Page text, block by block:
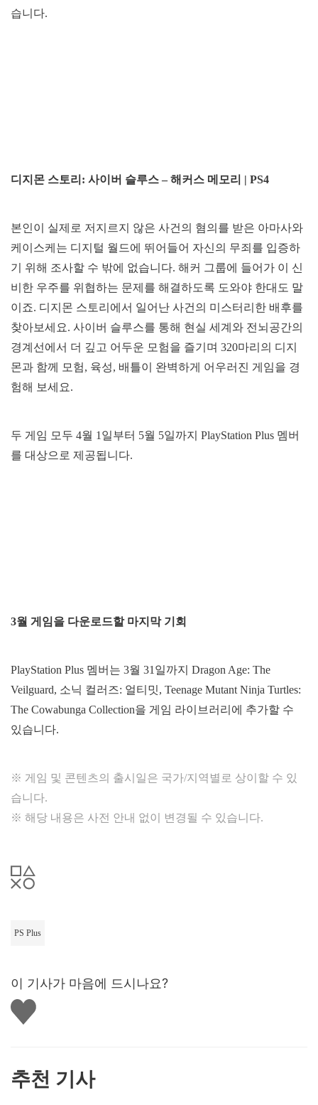
습니다.
디지몬 스토리: 사이버 슬루스 – 해커스 메모리 | PS4
본인이 실제로 저지르지 않은 사건의 혐의를 받은 아마사와
케이스케는 디지털 월드에 뛰어들어 자신의 무죄를 입증하
기 위해 조사할 수 밖에 없습니다. 해커 그룹에 들어가 이 신
비한 우주를 위협하는 문제를 해결하도록 도와야 한대도 말
이죠. 디지몬 스토리에서 일어난 사건의 미스터리한 배후를
찾아보세요. 사이버 슬루스를 통해 현실 세계와 전뇌공간의
경계선에서 더 깊고 어두운 모험을 즐기며 320마리의 디지
몬과 함께 모험, 육성, 배틀이 완벽하게 어우러진 게임을 경
험해 보세요.
두 게임 모두 4월 1일부터 5월 5일까지 PlayStation Plus 멤버
를 대상으로 제공됩니다.
3월 게임을 다운로드할 마지막 기회
PlayStation Plus 멤버는 3월 31일까지 Dragon Age: The
Veilguard, 소닉 컬러즈: 얼티밋, Teenage Mutant Ninja Turtles:
The Cowabunga Collection을 게임 라이브러리에 추가할 수
있습니다.
※ 게임 및 콘텐츠의 출시일은 국가/지역별로 상이할 수 있
습니다.
※ 해당 내용은 사전 안내 없이 변경될 수 있습니다.
PS Plus
이 기사가 마음에 드시나요?
좋
아
추천 기사